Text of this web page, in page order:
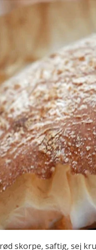
skorpe, saftig, sej